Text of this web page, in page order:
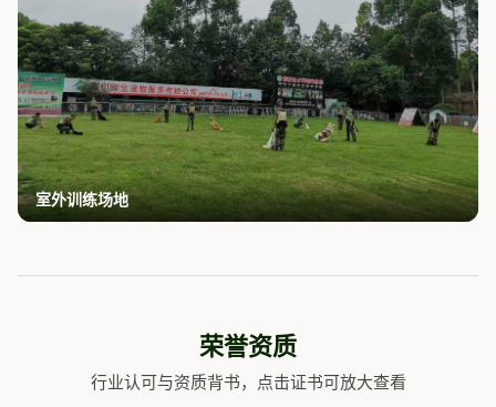
室外训练场地
荣誉资质
行业认可与资质背书，点击证书可放大查看